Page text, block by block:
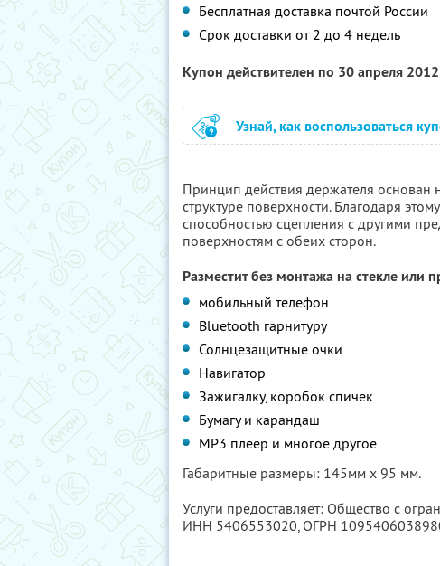
Бесплатная доставка почтой России
Срок доставки от 2 до 4 недель
Купон действителен по 30 апреля
Узнай, как воспользоваться
Принцип действия держателя основан
структуре поверхности. Благодаря
способностью сцепления с другими
поверхностям с обеих сторон.
Разместит без монтажа на стекле или
мобильный телефон
Bluetooth гарнитуру
Солнцезащитные очки
Навигатор
Зажигалку, коробок спичек
Бумагу и карандаш
MP3 плеер и многое другое
Габаритные размеры: 145мм х 95 мм.
Услуги предоставляет: Общество с
ИНН 5406553020, ОГРН